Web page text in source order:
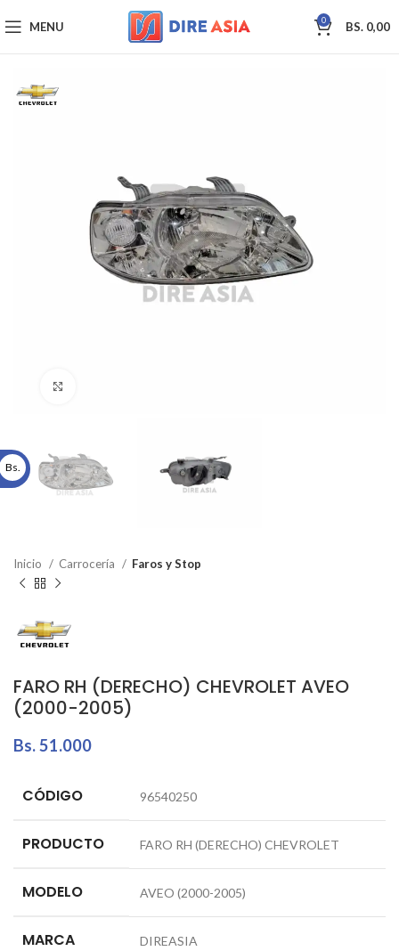
MENU 0 BS. 0,00
Inicio Carrocería Faros y Stop
FARO RH (DERECHO) CHEVROLET AVEO
(2000-2005)
Bs.51.000
CÓDIGO 96540250
PRODUCTO FARO RH (DERECHO) CHEVROLET
MODELO AVEO (2000-2005)
MARCA DIREASIA
Bs.